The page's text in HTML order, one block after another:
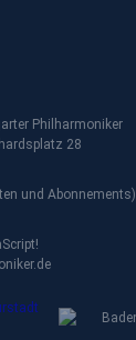
Philharmoniker
28
und Abonnements)